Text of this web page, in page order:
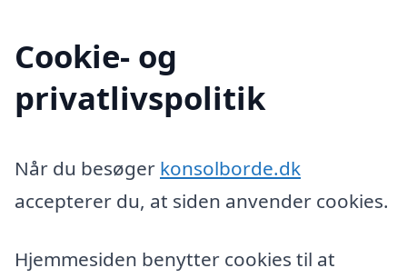
Cookie- og
privatlivspolitik
Når du besøger konsolborde.dk
accepterer du, at siden anvender cookies.
Hjemmesiden benytter cookies til at